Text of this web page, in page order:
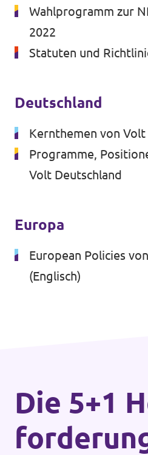
Wahlprogramm zur
2022
Statuten und
Deutschland
Kernthemen von Volt
Programme,
Volt Deutschland
Europa
European Policies
(Englisch)
Die 5+1